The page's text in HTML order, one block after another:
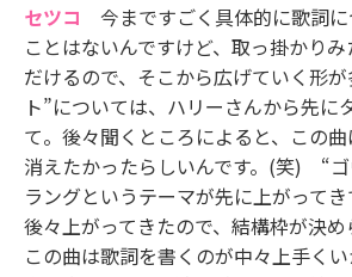
セツコ 今まですごく具体的に歌詞
ことはないんですけど、取っ掛かり
だけるので、そこから広げていく形
ト”については、ハリーさんから先に
て。後々聞くところによると、この
消えたかったらしいんです。(笑) “
ラングというテーマが先に上がって
後々上がってきたので、結構枠が決
この曲は歌詞を書くのが中々上手く